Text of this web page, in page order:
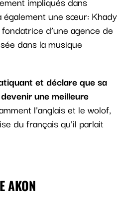
également une sœur: Khady
d’une agence de
dans la musique
et déclare que sa
une meilleure
l’anglais et le wolof,
du français qu’il parlait
AKON